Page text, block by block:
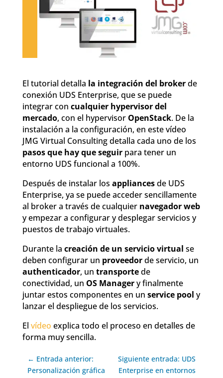
El tutorial detalla la integración del brokerde
conexión UDS Enterprise, que se puede
integrar con cualquier hypervisor del
mercado, con el hypervisor OpenStack. De la
instalación a la configuración, en este vídeo
JMG Virtual Consulting detalla cada uno de los
pasos que hay que seguirpara tener un
entorno UDS funcional a 100%.
Después de instalar los appliancesde UDS
Enterprise, ya se puede acceder sencillamente
al broker a través de cualquier navegador web
y empezar a configurar y desplegar servicios y
puestos de trabajo virtuales.
Durante la creación de un servicio virtual se
deben configurar un proveedorde servicio, un
authenticador, un transportede
conectividad, un OS Managery finalmente
juntar estos componentes en un service pool y
lanzar el despliegue de los servicios.
El vídeo explica todo el proceso en detalles de
forma muy sencilla.
← Entrada anterior:
Personalización gráfica
Siguiente entrada: UDS
Enterprise en entornos